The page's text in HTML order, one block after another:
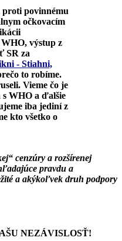
proti povinnému
očkovacím
výstup z
SR za
- Stiahni,
to robíme.
Vieme čo je
s WHO a ďalšie
iba jediní z
kto všetko o
cenzúry a rozšírenej
pravdu a
a akýkoľvek druh podpory
NEZÁVISLOSŤ!